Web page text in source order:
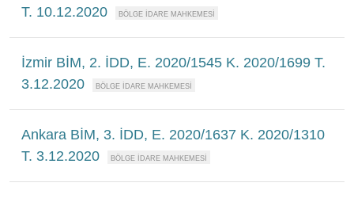
T. 10.12.2020
İzmir BİM, 2. İDD, E. 2020/1545 K. 2020/1699 T.
3.12.2020
Ankara BİM, 3. İDD, E. 2020/1637 K. 2020/1310
T. 3.12.2020